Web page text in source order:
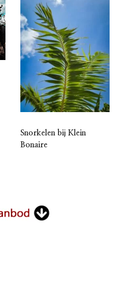
Snorkelen bij Klein
Bonaire